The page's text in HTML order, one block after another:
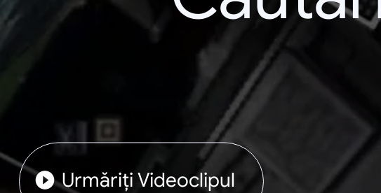
Urmăriți Videoclipul